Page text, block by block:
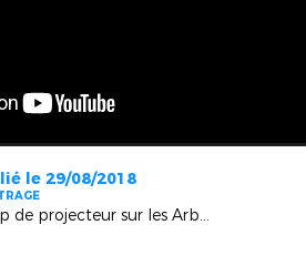
le 29/08/2018
Coup de projecteur sur les Arbitres